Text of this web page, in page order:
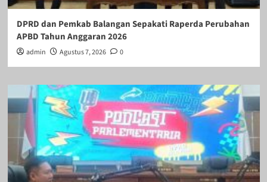
DPRD dan Pemkab Balangan Sepakati Raperda Perubahan
APBD Tahun Anggaran 2026
admin Agustus 7, 2026 0